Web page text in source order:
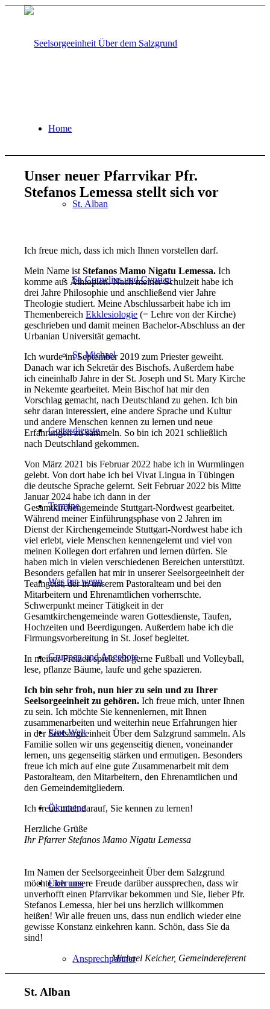
Home
St. Alban
St. Cornelius und Cyprian
St. Michael
Gottesdienste
Termine
Was tun wenn
Gruppen und Angebote
Eine Welt
Ökumene
Über uns
Ansprechpartner
Unser neuer Pfarrvikar Pfr.
Stefanos Lemessa stellt sich vor
Ich freue mich, dass ich mich Ihnen vorstellen darf.
Mein Name istStefanos Mamo Nigatu Lemessa. Ich
komme aus Äthiopien. Nach meiner Schulzeit habe ich
drei Jahre Philosophie und anschließend vier Jahre
Theologie studiert. Meine Abschlussarbeit habe ich im
ThemenbereichEkklesiologie (= Lehre von der Kirche)
geschrieben und damit meinen Bachelor-Abschluss an der
Urbanian Universität gemacht.
Ich wurde im September 2019 zum Priester geweiht.
Danach war ich Sekretär des Bischofs. Außerdem habe
ich eineinhalb Jahre in der St. Joseph und St. Mary Kirche
in Nekemte gearbeitet. Mein Bischof hat mir den
Vorschlag gemacht, nach Deutschland zu gehen. Ich bin
sehr daran interessiert, eine andere Sprache und Kultur
und andere Menschen kennen zu lernen und neue
Erfahrungen zu sammeln. So bin ich 2021 schließlich
nach Deutschland gekommen.
Von März 2021 bis Februar 2022 habe ich in Wurmlingen
gelebt. Von dort habe ich bei Vivat Lingua in Tübingen
die deutsche Sprache gelernt. Seit Februar 2022 bis Mitte
Januar 2024 habe ich dann in der
Gesamtkirchengemeinde Stuttgart-Nordwest gearbeitet.
Während meiner Einführungsphase von 2 Jahren im
Dienst der Kirchengemeinde Stuttgart-Nordwest habe ich
viel erlebt, viele Menschen kennengelernt und viel von
meinen Kollegen dort erfahren und lernen dürfen. Sie
haben mich in vielen verschiedenen Bereichen unterstützt.
Besonders gefallen hat mir in unserer Seelsorgeeinheit der
Teamgeist, der in unserem Pastoralteam und bei den
Mitarbeitern und Ehrenamtlichen vorherrschte.
Schwerpunkt meiner Tätigkeit in der
Gesamtkirchengemeinde waren Gottesdienste, Taufen,
Hochzeiten und Beerdigungen. Außerdem habe ich die
Firmungsvorbereitung in St. Josef begleitet.
In meiner Freizeit spiele ich gerne Fußball und Volleyball,
lese, pflanze Bäume, laufe und gehe spazieren.
Ich bin sehr froh, nun hier zu sein und zu Ihrer
Seelsorgeeinheit zu gehören.Ich freue mich, unter Ihnen
zu sein. Ich möchte Sie kennenlernen, mit Ihnen
zusammenarbeiten und weiterhin neue Erfahrungen hier
in der Seelsorgeeinheit Über dem Salzgrund sammeln. Als
Familie sollen wir uns gegenseitig dienen, voneinander
lernen, uns gegenseitig stärken und ermutigen. Besonders
freue ich mich auf eine gute Zusammenarbeit mit dem
Pastoralteam, den Mitarbeitern, den Ehrenamtlichen und
den Gemeindemitgliedern.
Ich freue mich darauf, Sie kennen zu lernen!
Herzliche Grüße
Ihr Pfarrer Stefanos Mamo Nigatu Lemessa
Im Namen der Seelsorgeeinheit Über dem Salzgrund
möchte ich unsere Freude darüber aussprechen, dass wir
unverhofft einen Pfarrvikar bekommen und Sie, lieber Pfr.
Stefanos Lemessa, hier bei uns herzlich willkommen
heißen! Wir alle freuen uns, dass nun endlich wieder eine
gewisse Konstanz einkehren kann. Schön, dass Sie da
sind!
Michael Keicher, Gemeindereferent
St. Alban